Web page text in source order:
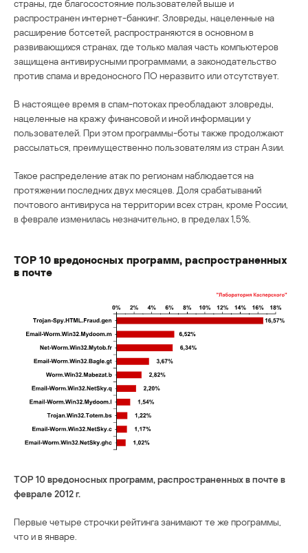
страны, где благосостояние пользователей выше и
распространен интернет-банкинг. Зловреды, нацеленные на
расширение ботсетей, распространяются в основном в
развивающихся странах, где только малая часть компьютеров
защищена антивирусными программами, а законодательство
против спама и вредоносного ПО неразвито или отсутствует.
В настоящее время в спам-потоках преобладают зловреды,
нацеленные на кражу финансовой и иной информации у
пользователей. При этом программы-боты также продолжают
рассылаться, преимущественно пользователям из стран Азии.
Такое распределение атак по регионам наблюдается на
протяжении последних двух месяцев. Доля срабатываний
почтового антивируса на территории всех стран, кроме России,
в феврале изменилась незначительно, в пределах 1,5%.
ТОP 10 вредоносных программ, распространенных
в почте
ТОP 10 вредоносных программ, распространенных в почте в
феврале 2012 г.
Первые четыре строчки рейтинга занимают те же программы,
что и в январе.